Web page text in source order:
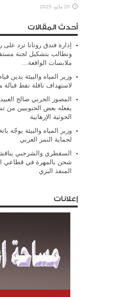
20 مايو، 2025
أحدث المقالات
إدارة فندق روتانا ترد على
وتطالب بتشكيل لجنة
ملابسات الواقعة…
وزير المياه والبيئة يدين
لاستهداف ناقلة نفط قبالة
المصور الحربي صالح
يفعله بعض الجنوبيين من
الحوثية الإرهابية
وزير المياه والبيئة يوجّه
لحماية النمر العربي
السقطري والشرجبي
شحن بالمهرة في قطاعي
المنفذ البري
إعلانات